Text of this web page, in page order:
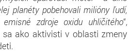
planéty pobehovali milióny ľudí,
zdroje oxidu uhličitého“,
ako aktivisti v oblasti zmeny